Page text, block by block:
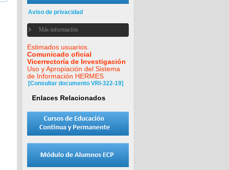
Aviso de privacidad
Más información
Estimados usuarios.
Comunicado oficial
Vicerrectoría de Investigación
Uso y Apropiación del Sistema
de Información HERMES
[Consultar documento VRI-322-19]
Enlaces Relacionados